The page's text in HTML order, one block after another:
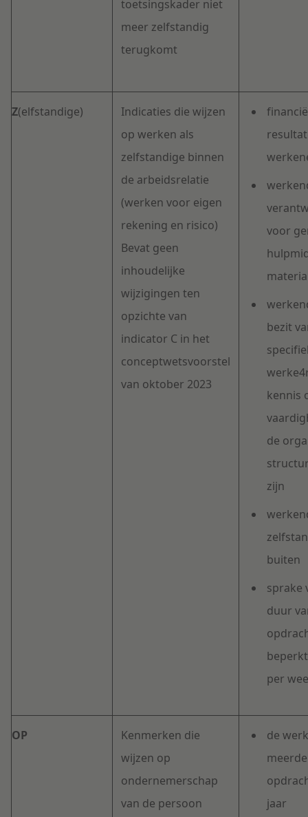
toetsingskader niet
meer zelfstandig
terugkomt
Z(elfstandige)
Indicaties die wijzen
op werken als
zelfstandige binnen
de arbeidsrelatie
(werken voor eigen
rekening en risico)
Bevat geen
inhoudelijke
wijzigingen ten
opzichte van
indicator C in het
conceptwetsvoorstel
van oktober 2023
voor
bezit
kennis
de
zijn
buiten
sprake
duur
per
OP
Kenmerken die
wijzen op
ondernemerschap
van de persoon
de
jaar